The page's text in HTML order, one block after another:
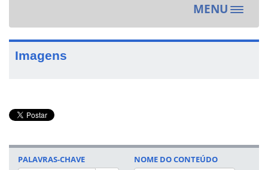
MENU
Toggle
Imagens
PALAVRAS-CHAVE NOME DO CONTEÚDO